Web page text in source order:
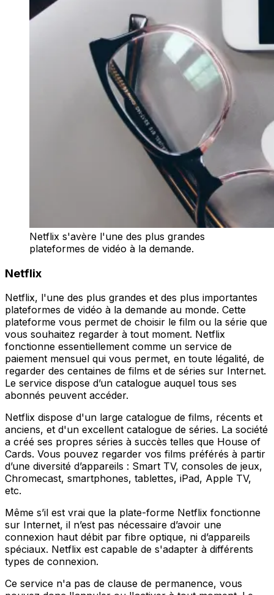
Netflix s'avère l'une des plus grandes
plateformes de vidéo à la demande.
Netflix
Netflix, l'une des plus grandes et des plus importantes
plateformes de vidéo à la demande au monde. Cette
plateforme vous permet de choisir le film ou la série que
vous souhaitez regarder à tout moment. Netflix
fonctionne essentiellement comme un service de
paiement mensuel qui vous permet, en toute légalité, de
regarder des centaines de films et de séries sur Internet.
Le service dispose d’un catalogue auquel tous ses
abonnés peuvent accéder.
Netflix dispose d'un large catalogue de films, récents et
anciens, et d'un excellent catalogue de séries. La société
a créé ses propres séries à succès telles que House of
Cards. Vous pouvez regarder vos films préférés à partir
d’une diversité d’appareils : Smart TV, consoles de jeux,
Chromecast, smartphones, tablettes, iPad, Apple TV,
etc.
Même s’il est vrai que la plate-forme Netflix fonctionne
sur Internet, il n’est pas nécessaire d’avoir une
connexion haut débit par fibre optique, ni d’appareils
spéciaux. Netflix est capable de s'adapter à différents
types de connexion.
Ce service n'a pas de clause de permanence, vous